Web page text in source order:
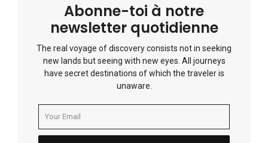
Abonne-toi à notre
newsletter quotidienne
The real voyage of discovery consists not in seeking
new lands but seeing with new eyes. All journeys
have secret destinations of which the traveler is
unaware.